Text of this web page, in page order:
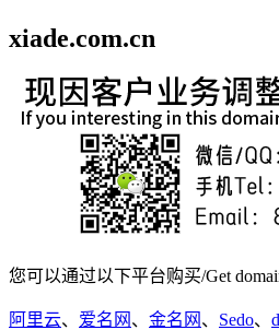
xiade.com.cn
您可以通过以下平台购买/Get
阿里云、 爱名网 、 金名网 、 Sedo、